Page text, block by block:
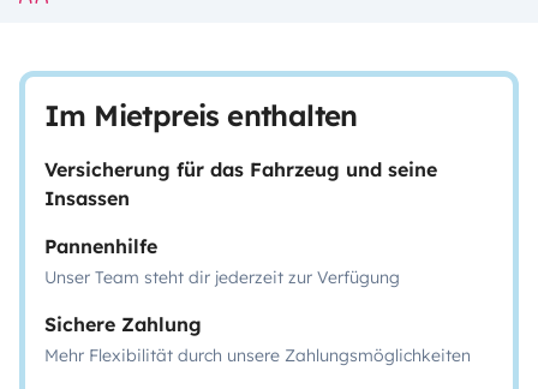
Im Mietpreis enthalten
Versicherung für das Fahrzeug und seine
Insassen
Pannenhilfe
Unser Team steht dir jederzeit zur Verfügung
Sichere Zahlung
Mehr Flexibilität durch unsere Zahlungsmöglichkeiten